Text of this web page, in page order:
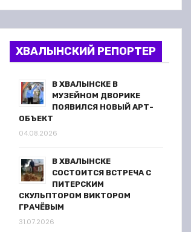
ХВАЛЫНСКИЙ РЕПОРТЕР
В ХВАЛЫНСКЕ В
МУЗЕЙНОМ ДВОРИКЕ
ПОЯВИЛСЯ НОВЫЙ АРТ-
ОБЪЕКТ
04.08.2026
В ХВАЛЫНСКЕ
СОСТОИТСЯ ВСТРЕЧА С
ПИТЕРСКИМ
СКУЛЬПТОРОМ ВИКТОРОМ
ГРАЧЁВЫМ
31.07.2026